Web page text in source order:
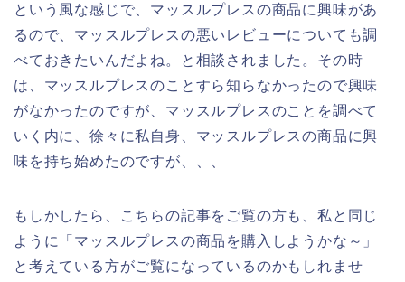
という風な感じで、マッスルプレスの商品に興味があ
るので、マッスルプレスの悪いレビューについても調
べておきたいんだよね。と相談されました。その時
は、マッスルプレスのことすら知らなかったので興味
がなかったのですが、マッスルプレスのことを調べて
いく内に、徐々に私自身、マッスルプレスの商品に興
味を持ち始めたのですが、、、
もしかしたら、こちらの記事をご覧の方も、私と同じ
ように「マッスルプレスの商品を購入しようかな～」
と考えている方がご覧になっているのかもしれませ